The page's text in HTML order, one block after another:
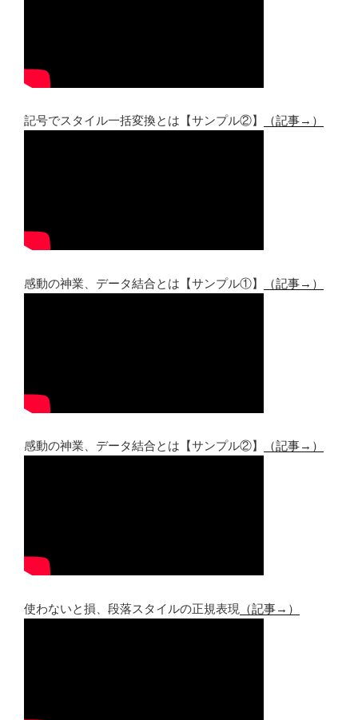
記号でスタイル一括変換とは【サンプル②】 （記事→）
感動の神業、データ結合とは【サンプル①】 （記事→）
感動の神業、データ結合とは【サンプル②】 （記事→）
使わないと損、段落スタイルの正規表現 （記事→）